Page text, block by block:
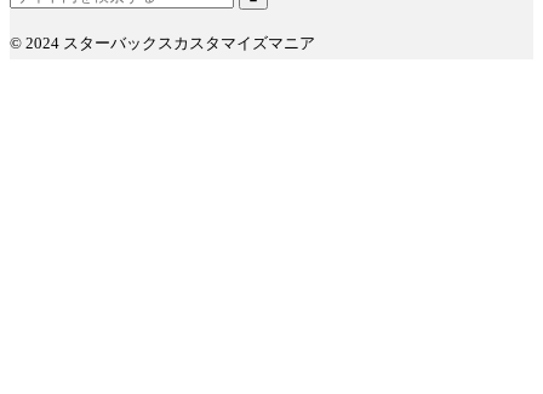
© 2024 スターバックスカスタマイズマニア